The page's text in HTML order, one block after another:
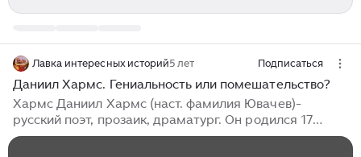
Лавка интересных историй5 лет Подписаться
Даниил Хармс. Гениальность или помешательство?
Хармс Даниил Хармс (наст. фамилия Ювачев)-
русский поэт, прозаик, драматург. Он родился 17
декабря 1905 года в Санкт-Петербурге. В 1915—1918